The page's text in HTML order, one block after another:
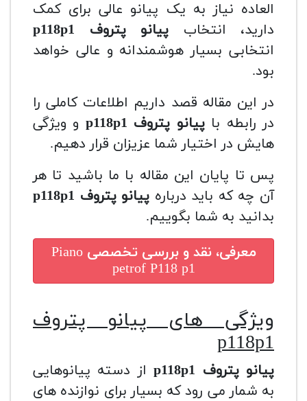
العاده نیاز به یک پیانو عالی برای کمک
دارید، انتخاب پیانو پتروف p118p1
انتخابی بسیار هوشمندانه و عالی خواهد
بود.
در این مقاله قصد داریم اطلاعات کاملی را
در رابطه باپیانو پتروف p118p1
و ویژگی
هایش در اختیار شما عزیزان قرار دهیم.
پس تا پایان این مقاله با ما باشید تا هر
آن چه که باید درباره پیانو پتروف p118p1
بدانید به شما بگوییم.
معرفی، نقد و بررسی تخصصیPiano
petrof P118 p1
ویژگی هایپیانو پتروف
p118p1
پیانو پتروف p118p1 از دسته پیانوهایی
به شمار می رود که بسیار برای نوازنده های